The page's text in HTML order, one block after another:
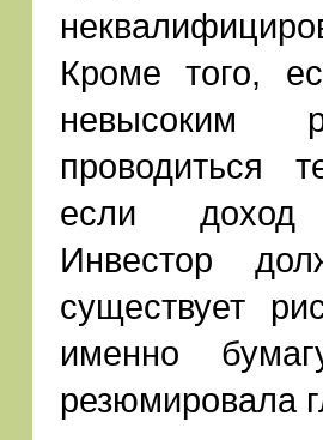
Кроме того,
невысоким
проводиться
если доход
Инвестор
существует
именно
резюмировала